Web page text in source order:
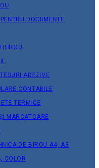
DOCUMENTE
BIROU
ADEZIVE
CONTABILE
TERMICE
MARCATOARE
DE BIROU A4, A3
COLOR